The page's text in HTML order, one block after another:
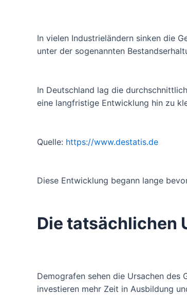
In vielen Industrieländern sinken die
unter der sogenannten
In Deutschland lag die
eine langfristige Entwicklung hin zu
Quelle: https://www.destatis.de
Diese Entwicklung begann lange
Die tatsächlichen
Demografen sehen die Ursachen des
investieren mehr Zeit in Ausbildung